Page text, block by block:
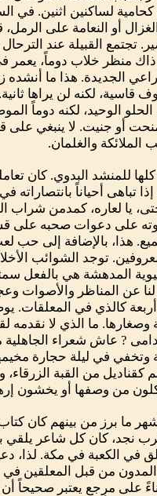
لساكنين اثنين. في
أو النعامة على
تجتمع القبيلة عند
منظر خلاب دوماً، يعمر
الجديدة. هذا ما
قاسية، لكنه لن يراها
الوحيد، لكنه دوماً
أو جنيت. لا ينبغي على
الملائكة والغلمان.
للمنشد البدوي. كان
تباهى أحياناً
لعاره، كمدمن شراب
ثروته على دعوات صحبه
هذا، بالإضافة إلى حب
توجد الشوائب
المدهشة هي بالفعل
عن المناظر والأصوات
كالذي في المعلقات.
وصغارها. ما الذي لا نقدمه
? عاش شعراء الجاهلية
وتخفي في ليلة حجارة
من القبة
يكلون من وصفها أو يخشون
ما برز من بينهم كان
نجد، كان كل شاعر
في الكعبة في مكة. لذا،
من قبل المعلقين
على مرجع يعتبر صحيحاً